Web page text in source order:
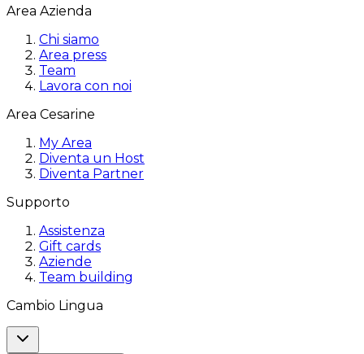
Area Azienda
Chi siamo
Area press
Team
Lavora con noi
Area Cesarine
My Area
Diventa un Host
Diventa Partner
Supporto
Assistenza
Gift cards
Aziende
Team building
Cambio Lingua